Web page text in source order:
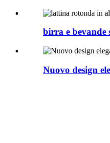
birra e bevande
Nuovo design